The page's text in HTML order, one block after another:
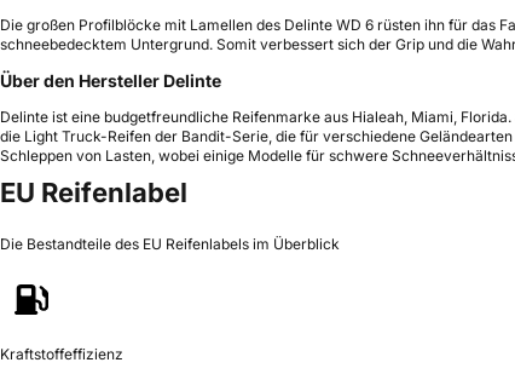
Die großen Profilblöcke mit Lamellen des Delinte WD 6 rüsten ihn für das
schneebedecktem Untergrund. Somit verbessert sich der Grip und die
Über den Hersteller Delinte
Delinte ist eine budgetfreundliche Reifenmarke aus Hialeah, Miami,
die Light Truck-Reifen der Bandit-Serie, die für verschiedene
Schleppen von Lasten, wobei einige Modelle für schwere
EU Reifenlabel
Die Bestandteile des EU Reifenlabels im Überblick
Kraftstoffeffizienz